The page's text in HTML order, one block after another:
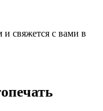
свяжется с вами в